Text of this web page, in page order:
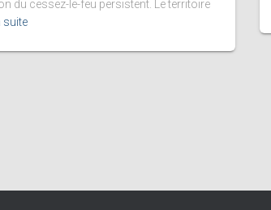
du cessez-le-feu persistent. Le territoire
suite